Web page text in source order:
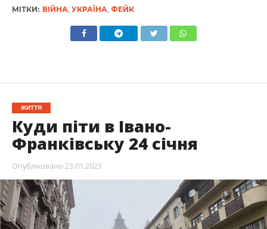
МІТКИ: ВІЙНА УКРАЇНА ФЕЙК
ЖИТТЯ
Куди піти в Івано-
Франківську 24 січня
Опубліковано 23.01.2023